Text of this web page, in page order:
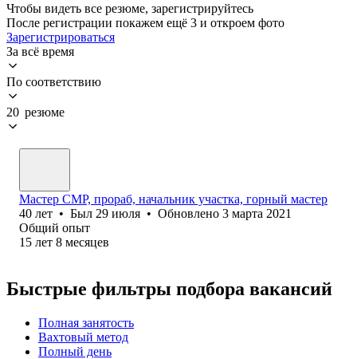
Чтобы видеть все резюме, зарегистрируйтесь
После регистрации покажем ещё 3 и откроем фото
Зарегистрироваться
За всё время
По соответствию
20 резюме
Мастер СМР, прораб, начальник участка, горный мастер
40 лет • Был 29 июля • Обновлено 3 марта 2021
Общий опыт
15 лет 8 месяцев
Быстрые фильтры подбора вакансий
Полная занятость
Вахтовый метод
Полный день